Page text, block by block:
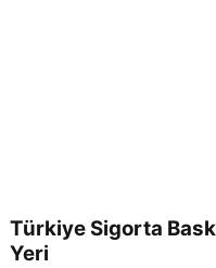
Türkiye Sigorta
Yeri